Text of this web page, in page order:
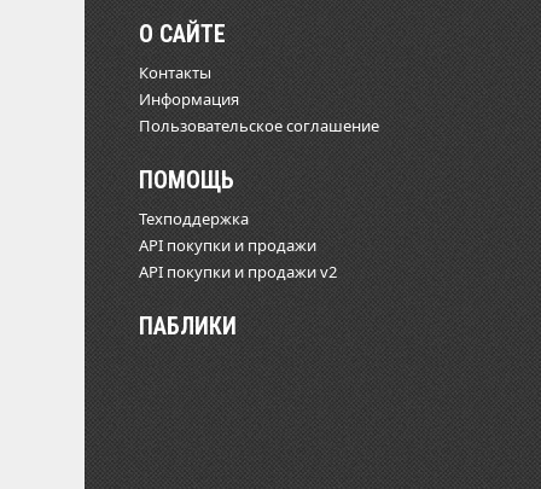
О САЙТЕ
Контакты
Информация
Пользовательское соглашение
ПОМОЩЬ
Техподдержка
API покупки и продажи
API покупки и продажи v2
ПАБЛИКИ